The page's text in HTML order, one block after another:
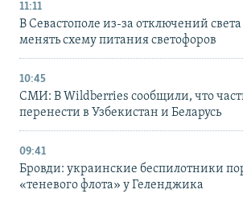
11:11
В Севастополе из-за отключений
менять схему питания светофоров
10:45
СМИ: В Wildberries сообщили, что
перенести в Узбекистан и Беларусь
09:41
Бровди: украинские беспилотники
«теневого флота» у Геленджика